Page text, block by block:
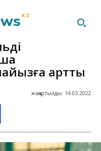
KZ
артты
жаңартылды: 14.03.2022